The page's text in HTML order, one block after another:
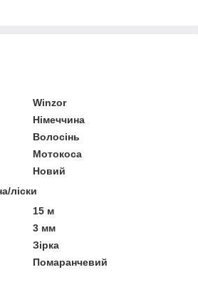
Winzor
Німеччина
Волосінь
Мотокоса
Новий
ліски
15 м
3 мм
Зірка
Помаранчевий